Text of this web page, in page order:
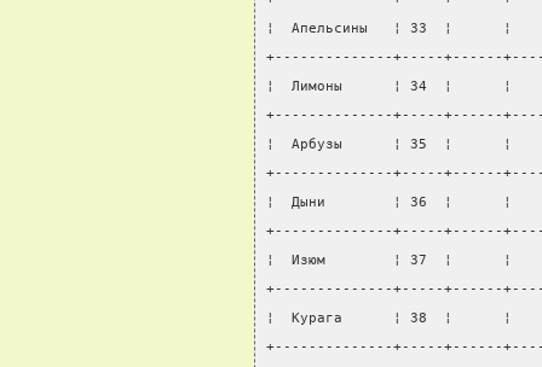
¦  Апельсины   ¦ 33  ¦
+--------------+-----+------
¦  Лимоны      ¦ 34  ¦
+--------------+-----+------
¦  Арбузы      ¦ 35  ¦
+--------------+-----+------
¦  Дыни        ¦ 36  ¦
+--------------+-----+------
¦  Изюм        ¦ 37  ¦
+--------------+-----+------
¦  Курага      ¦ 38  ¦
+--------------+-----+------